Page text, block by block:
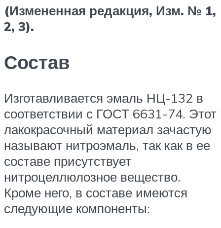
(Измененная редакция, Изм. № 1,
2, 3).
Состав
Изготавливается эмаль НЦ-132 в
соответствии с ГОСТ 6631-74. Этот
лакокрасочный материал зачастую
называют нитроэмаль, так как в ее
составе присутствует
нитроцеллюлозное вещество.
Кроме него, в составе имеются
следующие компоненты: